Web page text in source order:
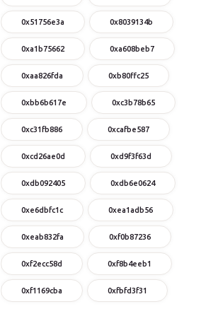
0x51756e3a 0x8039134b
0xa1b75662 0xa608beb7
0xaa826fda 0xb80ffc25
0xbb6b617e 0xc3b78b65
0xc31fb886 0xcafbe587
0xcd26ae0d 0xd9f3f63d
0xdb092405 0xdb6e0624
0xe6dbfc1c 0xea1adb56
0xeab832fa 0xf0b87236
0xf2ecc58d 0xf8b4eeb1
0xf1169cba 0xfbfd3f31